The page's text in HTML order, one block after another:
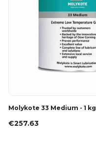
Molykote 33 Medium - 1 kg
€257.63